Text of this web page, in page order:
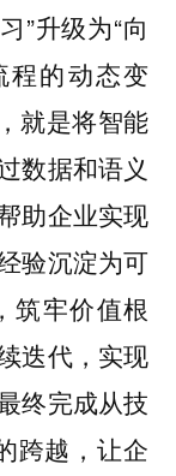
”升级为“向
程的动态变
就是将智能
数据和语义
助企业实现
验沉淀为可
筑牢价值根
迭代，实现
终完成从技
跨越，让企